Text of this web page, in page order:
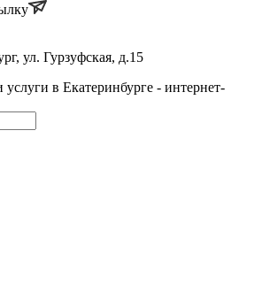
ул. Гурзуфская, д.15
в Екатеринбурге - интернет-